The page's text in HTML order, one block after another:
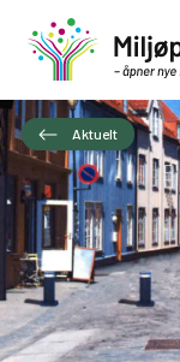
Aktuelt